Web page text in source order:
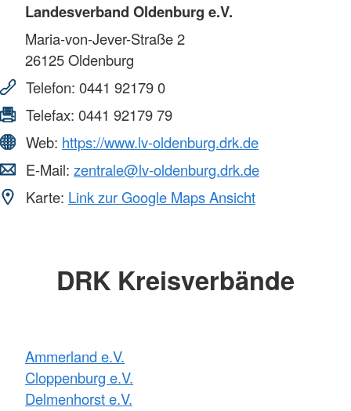
Landesverband Oldenburg e.V.
Maria-von-Jever-Straße 2
26125Oldenburg
Telefon: 0441 92179 0
Telefax: 0441 92179 79
Web: https://www.lv-oldenburg.drk.de
E-Mail: zentrale@lv-oldenburg.drk.de
Karte: Link zur Google Maps Ansicht
DRK Kreisverbände
Ammerland e.V.
Cloppenburg e.V.
Delmenhorst e.V.